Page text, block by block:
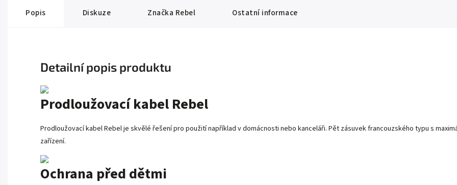
Popis Diskuze Značka Rebel Ostatní informace
Detailní popis produktu
Prodloužovací kabel Rebel
Prodloužovací kabel Rebel je skvělé řešení pro použití například v domácnosti nebo kanceláři. Pět zásuvek francouzského typu s
zařízení.
Ochrana před dětmi